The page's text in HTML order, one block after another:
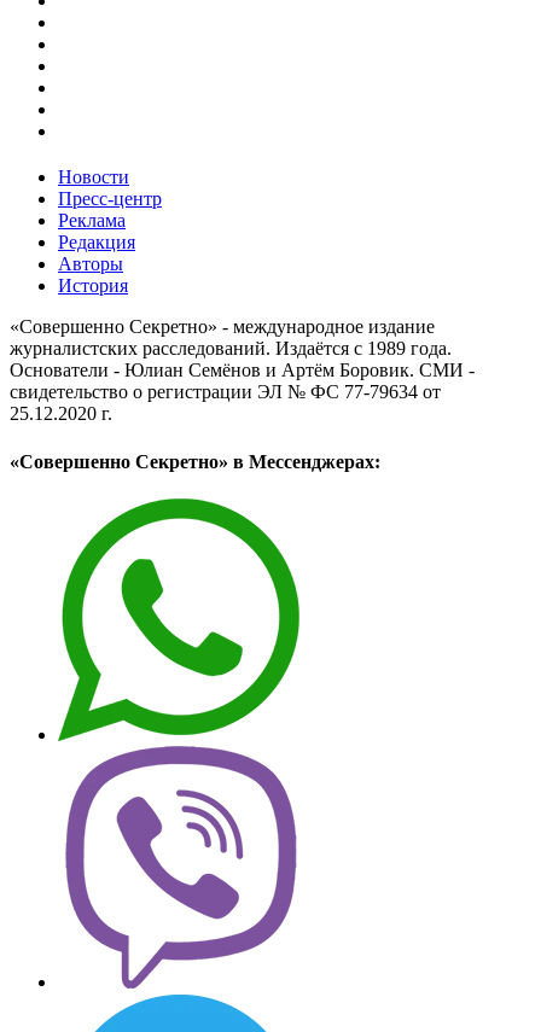
Новости
Пресс-центр
Реклама
Редакция
Авторы
История
«Совершенно Секретно» - международное издание
журналистских расследований. Издаётся с 1989 года.
Основатели - Юлиан Семёнов и Артём Боровик. CМИ -
свидетельство о регистрации ЭЛ № ФС 77-79634 от
25.12.2020 г.
«Совершенно Секретно» в Мессенджерах: